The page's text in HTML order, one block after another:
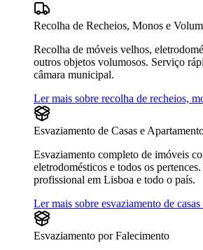
Recolha de Recheios, Monos e
Recolha de móveis velhos,
outros objetos volumosos. Serviço
câmara municipal.
Ler mais sobre recolha de recheios,
Esvaziamento de Casas e
Esvaziamento completo de imóveis
eletrodomésticos e todos os
profissional em Lisboa e todo o país.
Ler mais sobre esvaziamento de
Esvaziamento por Falecimento